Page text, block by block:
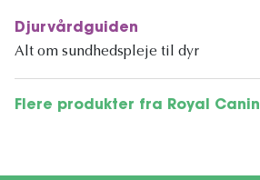
Djurvårdguiden
Alt om sundhedspleje til dyr
Flere produkter fra Royal Canin